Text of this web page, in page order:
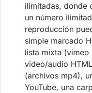
ilimitadas, donde
un número
reproducción
simple marcado
lista mixta (vimeo
video/audio
(archivos mp4),
YouTube, una